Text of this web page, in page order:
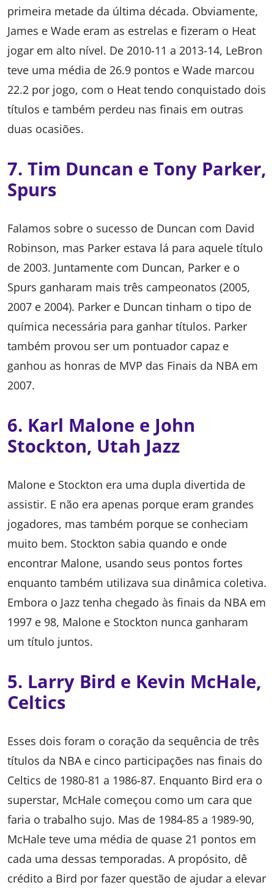
primeira metade da última década. Obviamente,
James e Wade eram as estrelas e fizeram o Heat
jogar em alto nível. De 2010-11 a 2013-14, LeBron
teve uma média de 26.9 pontos e Wade marcou
22.2 por jogo, com o Heat tendo conquistado dois
títulos e também perdeu nas finais em outras
duas ocasiões.
7. Tim Duncan e Tony Parker,
Spurs
Falamos sobre o sucesso de Duncan com David
Robinson, mas Parker estava lá para aquele título
de 2003. Juntamente com Duncan, Parker e o
Spurs ganharam mais três campeonatos (2005,
2007 e 2004). Parker e Duncan tinham o tipo de
química necessária para ganhar títulos. Parker
também provou ser um pontuador capaz e
ganhou as honras de MVP das Finais da NBA em
2007.
6. Karl Malone e John
Stockton, Utah Jazz
Malone e Stockton era uma dupla divertida de
assistir. E não era apenas porque eram grandes
jogadores, mas também porque se conheciam
muito bem. Stockton sabia quando e onde
encontrar Malone, usando seus pontos fortes
enquanto também utilizava sua dinâmica coletiva.
Embora o Jazz tenha chegado às finais da NBA em
1997 e 98, Malone e Stockton nunca ganharam
um título juntos.
5. Larry Bird e Kevin McHale,
Celtics
Esses dois foram o coração da sequência de três
títulos da NBA e cinco participações nas finais do
Celtics de 1980-81 a 1986-87. Enquanto Bird era o
superstar, McHale começou como um cara que
faria o trabalho sujo. Mas de 1984-85 a 1989-90,
McHale teve uma média de quase 21 pontos em
cada uma dessas temporadas. A propósito, dê
crédito a Bird por fazer questão de ajudar a elevar